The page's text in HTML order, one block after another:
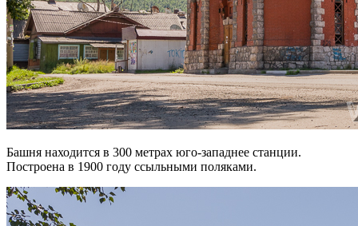
Башня находится в 300 метрах юго-западнее станции.
Построена в 1900 году ссыльными поляками.